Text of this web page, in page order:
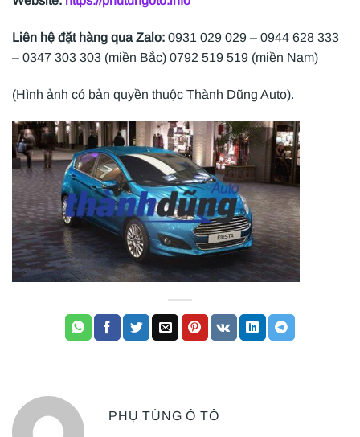
Liên hệ đặt hàng qua Zalo: 0931 029 029 – 0944 628 333
– 0347 303 303 (miền Bắc) 0792 519 519 (miền Nam)
(Hình ảnh có bản quyền thuộc Thành Dũng Auto).
PHỤ TÙNG Ô TÔ